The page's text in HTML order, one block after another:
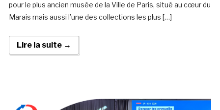
pour le plus ancien musée de la Ville de Paris, situé au cœur du
Marais mais aussi l’une des collections les plus […]
Lire la suite →